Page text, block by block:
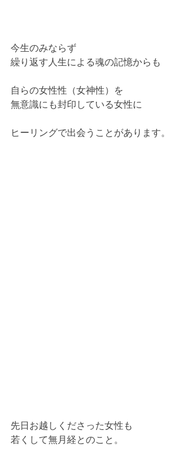
今生のみならず
繰り返す人生による魂の記憶からも
自らの女性性（女神性）を
無意識にも封印している女性に
ヒーリングで出会うことがあります。
先日お越しくださった女性も
若くして無月経とのこと。